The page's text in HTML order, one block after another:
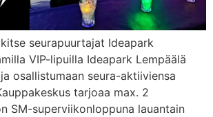
seurapuurtajat Ideapark
VIP-lipuilla Ideapark Lempäälä
osallistumaan seura-aktiiviensa
tarjoaa max. 2
SM-superviikonloppuna lauantain